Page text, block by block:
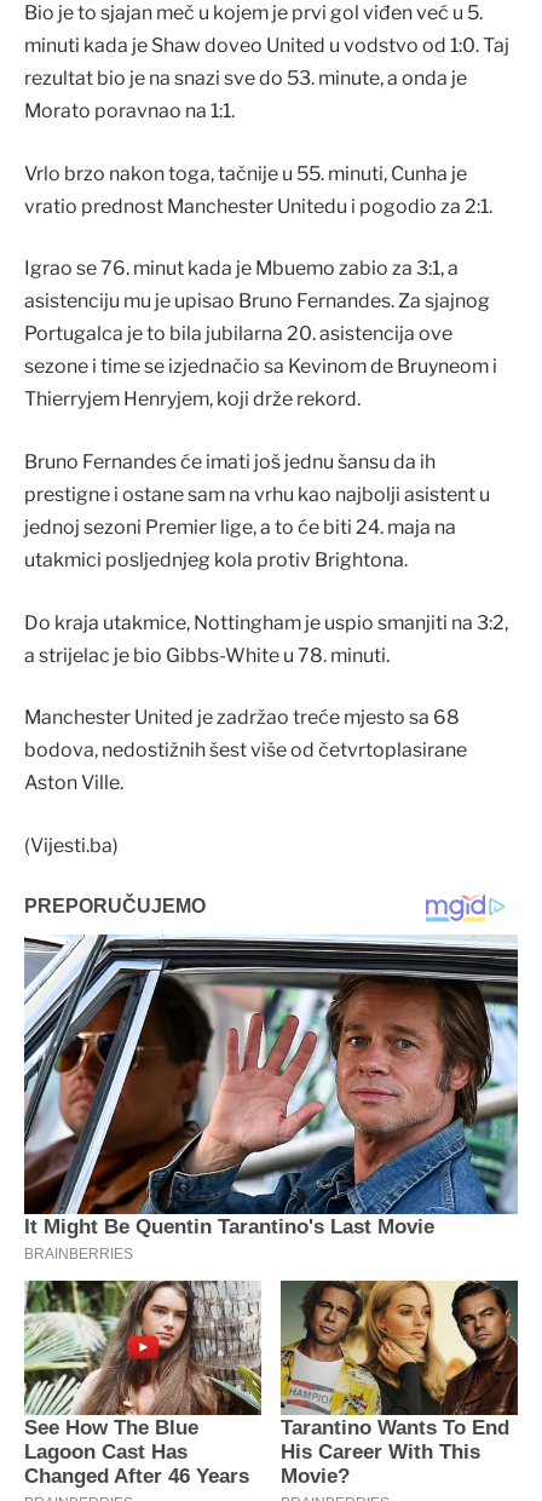
Bio je to sjajan meč u kojem je prvi gol viđen već u 5.
minuti kada je Shaw doveo United u vodstvo od 1:0. Taj
rezultat bio je na snazi sve do 53. minute, a onda je
Morato poravnao na 1:1.
Vrlo brzo nakon toga, tačnije u 55. minuti, Cunha je
vratio prednost Manchester Unitedu i pogodio za 2:1.
Igrao se 76. minut kada je Mbuemo zabio za 3:1, a
asistenciju mu je upisao Bruno Fernandes. Za sjajnog
Portugalca je to bila jubilarna 20. asistencija ove
sezone i time se izjednačio sa Kevinom de Bruyneom i
Thierryjem Henryjem, koji drže rekord.
Bruno Fernandes će imati još jednu šansu da ih
prestigne i ostane sam na vrhu kao najbolji asistent u
jednoj sezoni Premier lige, a to će biti 24. maja na
utakmici posljednjeg kola protiv Brightona.
Do kraja utakmice, Nottingham je uspio smanjiti na 3:2,
a strijelac je bio Gibbs-White u 78. minuti.
Manchester United je zadržao treće mjesto sa 68
bodova, nedostižnih šest više od četvrtoplasirane
Aston Ville.
(Vijesti.ba)